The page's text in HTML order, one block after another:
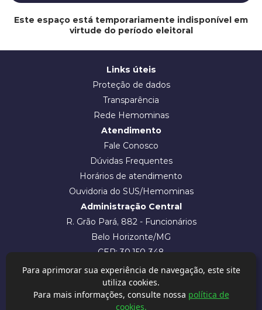
Este espaço está temporariamente indisponível em
virtude do período eleitoral
Links úteis
Proteção de dados
Transparência
Rede Hemominas
Atendimento
Fale Conosco
Dúvidas Frequentes
Horários de atendimento
Ouvidoria do SUS/Hemominas
Administração Central
R. Grão Pará, 882 - Funcionários
Belo Horizonte/MG
CEP: 30.150-348
Intranet
Para aprimorar sua experiência de navegação, este site
utiliza cookies.
Para mais informações, consulte nossa política de
cookies.